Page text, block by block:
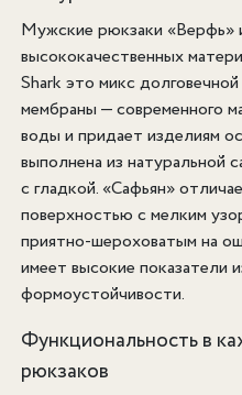
Мужские рюкзаки «Верфь»
высококачественных
Shark это микс
мембраны — современного
воды и придает изделиям
выполнена из натуральной
с гладкой. «Сафьян»
поверхностью с мелким
приятно-шероховатым на
имеет высокие показатели
формоустойчивости.
Функциональность в
рюкзаков